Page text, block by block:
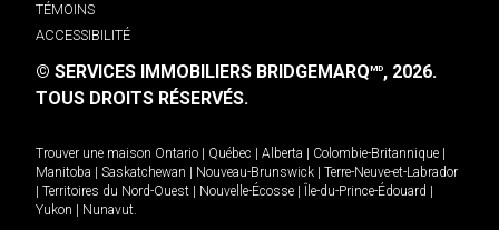
TÉMOINS
ACCESSIBILITÉ
© SERVICES IMMOBILIERS BRIDGEMARQMD, 2026.
TOUS DROITS RÉSERVÉS.
Trouver une maison Ontario Québec Alberta Colombie-Britannique
Manitoba
Saskatchewan Nouveau-Brunswick
Terre-Neuve-et-Labrador
Territoires du Nord-Ouest Nouvelle-Écosse Île-du-Prince-Édouard
Yukon
Nunavut.